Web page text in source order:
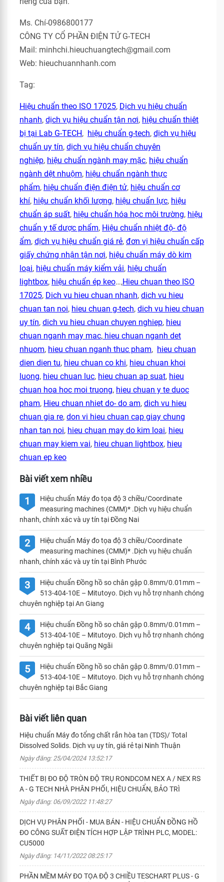
Ms. Chí-0986800177
CÔNG TY CỔ PHẦN ĐIỆN TỬ G-TECH
Mail: minhchi.hieuchuangtech@gmail.com
Web: hieuchuannhanh.com
Tag:
Hiệu chuẩn theo ISO 17025, Dịch vụ hiệu chuẩn
nhanh, dịch vụ hiệu chuẩn tận nơi, hiệu chuẩn thiêt
bị tại Lab G-TECH, hiệu chuẩn g-tech, dịch vụ hiệu
chuẩn uy tín, dịch vụ hiệu chuẩn chuyên
nghiệp, hiệu chuẩn ngành may mặc, hiệu chuẩn
ngành dệt nhuộm, hiệu chuẩn ngành thực
phẩm, hiệu chuẩn điện điện tử, hiệu chuẩn cơ
khí, hiệu chuẩn khối lượng, hiệu chuẩn lực, hiệu
chuẩn áp suất, hiệu chuẩn hóa học môi trường, hiệu
chuẩn y tế dược phẩm, Hiệu chuẩn nhiệt độ- độ
ẩm, dịch vụ hiệu chuẩn giá rẻ, đơn vị hiệu chuẩn cấp
giấy chứng nhận tận nơi, hiệu chuẩn máy dò kim
loại, hiệu chuẩn máy kiểm vải, hiệu chuẩn
lightbox, hiệu chuẩn ép keo…,Hieu chuan theo ISO
17025, Dich vu hieu chuan nhanh, dich vu hieu
chuan tan noi, hieu chuan g-tech, dich vu hieu chuan
uy tín, dich vu hieu chuan chuyen nghiep, hieu
chuan nganh may mac, hieu chuan nganh det
nhuom, hieu chuan nganh thuc pham, hieu chuan
dien dien tu, hieu chuan co khi, hieu chuan khoi
luong, hieu chuan luc, hieu chuan ap suat, hieu
chuan hoa hoc moi truong, hieu chuan y te duoc
pham, Hieu chuan nhiet do- do am, dich vu hieu
chuan gia re, don vi hieu chuan cap giay chung
nhan tan noi, hieu chuan may do kim loai, hieu
chuan may kiem vai, hieu chuan lightbox, hieu
chuan ep keo
Bài viết xem nhiều
1
Hiệu chuẩn Máy đo tọa độ 3 chiều/Coordinate
measuring machines (CMM)* .Dịch vụ hiệu chuẩn
nhanh, chính xác và uy tín tại Đồng Nai
2
Hiệu chuẩn Máy đo tọa độ 3 chiều/Coordinate
measuring machines (CMM)* .Dịch vụ hiệu chuẩn
nhanh, chính xác và uy tín tại Bình Phước
3
Hiệu chuẩn Đồng hồ so chân gập 0.8mm/0.01mm –
513-404-10E – Mitutoyo. Dịch vụ hỗ trợ nhanh chóng
chuyên nghiệp tại An Giang
4
Hiệu chuẩn Đồng hồ so chân gập 0.8mm/0.01mm –
513-404-10E – Mitutoyo. Dịch vụ hỗ trợ nhanh chóng
chuyên nghiệp tại Quãng Ngãi
5
Hiệu chuẩn Đồng hồ so chân gập 0.8mm/0.01mm –
513-404-10E – Mitutoyo. Dịch vụ hỗ trợ nhanh chóng
chuyên nghiệp tại Bắc Giang
Bài viết liên quan
Hiệu chuẩn Máy đo tổng chất rắn hòa tan (TDS)/ Total
Dissolved Solids. Dịch vụ uy tín, giá rẻ tại Ninh Thuận
Ngày đăng: 25/04/2024 13:52:17
THIẾT BỊ ĐO ĐỘ TRÒN ĐỘ TRỤ RONDCOM NEX Α / NEX RS
Α - G TECH NHÀ PHÂN PHỐI, HIỆU CHUẨN, BẢO TRÌ
Ngày đăng: 06/09/2022 11:48:27
DỊCH VỤ PHÂN PHỐI - MUA BÁN - HIỆU CHUẨN ĐỒNG HỒ
ĐO CÔNG SUẤT ĐIỆN TÍCH HỢP LẬP TRÌNH PLC, MODEL:
CU5000
Ngày đăng: 14/11/2022 08:25:17
PHẦN MỀM MÁY ĐO TỌA ĐỘ 3 CHIỀU TESCHART PLUS - G